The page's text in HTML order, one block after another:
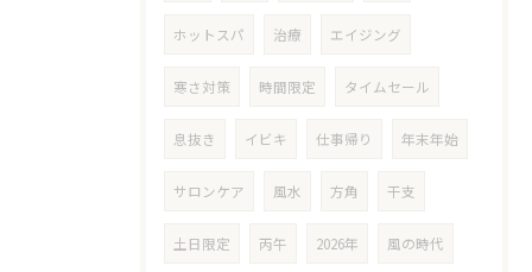
ホットスパ 治療 エイジング
寒さ対策 時間限定 タイムセール
息抜き イビキ 仕事帰り 年末年始
サロンケア 風水 方角 干支
土日限定 丙午 2026年 風の時代